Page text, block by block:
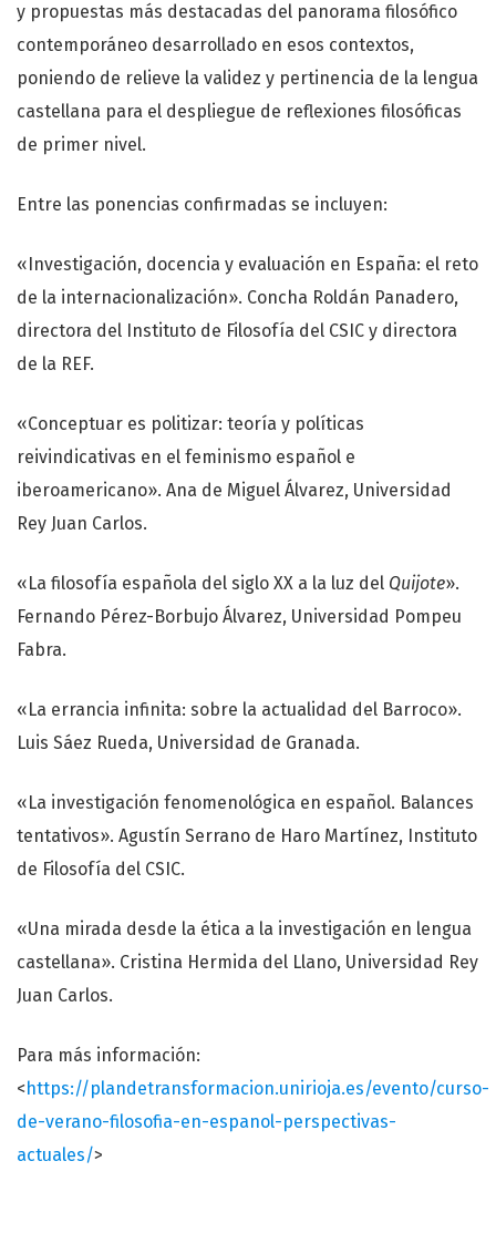
y propuestas más destacadas del panorama filosófico
contemporáneo desarrollado en esos contextos,
poniendo de relieve la validez y pertinencia de la lengua
castellana para el despliegue de reflexiones filosóficas
de primer nivel.
Entre las ponencias confirmadas se incluyen:
«Investigación, docencia y evaluación en España: el reto
de la internacionalización». Concha Roldán Panadero,
directora del Instituto de Filosofía del CSIC y directora
de la REF.
«Conceptuar es politizar: teoría y políticas
reivindicativas en el feminismo español e
iberoamericano». Ana de Miguel Álvarez, Universidad
Rey Juan Carlos.
«La filosofía española del siglo XX a la luz del Quijote».
Fernando Pérez-Borbujo Álvarez, Universidad Pompeu
Fabra.
«La errancia infinita: sobre la actualidad del Barroco».
Luis Sáez Rueda, Universidad de Granada.
«La investigación fenomenológica en español. Balances
tentativos». Agustín Serrano de Haro Martínez, Instituto
de Filosofía del CSIC.
«Una mirada desde la ética a la investigación en lengua
castellana». Cristina Hermida del Llano, Universidad Rey
Juan Carlos.
Para más información:
<https://plandetransformacion.unirioja.es/evento/curso-
de-verano-filosofia-en-espanol-perspectivas-
actuales/>